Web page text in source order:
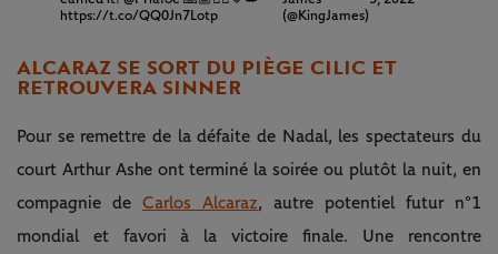
https://t.co/QQ0Jn7Lotp
(@KingJames)
ALCARAZ SE SORT DU PIÈGE CILIC ET
RETROUVERA SINNER
Pour se remettre de la défaite de Nadal, les spectateurs du
court Arthur Ashe ont terminé la soirée ou plutôt la nuit, en
compagnie de Carlos Alcaraz, autre potentiel futur n°1
mondial et favori à la victoire finale. Une rencontre